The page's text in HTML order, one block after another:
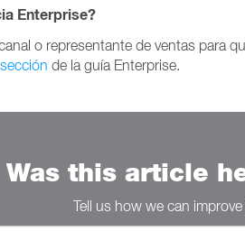
Enterprise?
o representante de ventas para
sección de la guía Enterprise.
Was this article
Tell us how we can improve